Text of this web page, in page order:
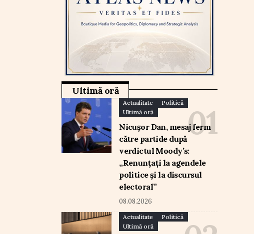
Ultimă oră
Actualitate
Politică
Ultimă oră
Nicușor Dan, mesaj ferm
către partide după
verdictul Moody’s:
„Renunțați la agendele
politice și la discursul
electoral”
08.08.2026
Actualitate
Politică
Ultimă oră